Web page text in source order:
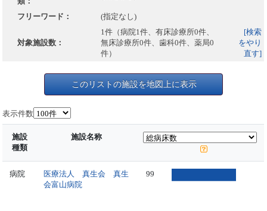
フリーワード： (指定なし)
対象施設数：
1件（病院1件、有床診療所0件、
無床診療所0件、歯科0件、薬局0
件）
[検索
をやり
直す]
このリストの施設を地図上に表示
表示件数
施設
種類
施設名称
病院
医療法人 真生会 真生
会富山病院
99